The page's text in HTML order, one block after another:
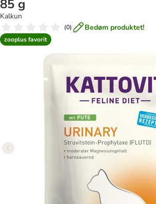
85 g
Kalkun
(0) Bedøm produktet!
zooplus favorit